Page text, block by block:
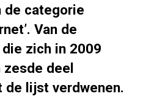
de categorie
Van de
zich in 2009
deel
de lijst verdwenen.